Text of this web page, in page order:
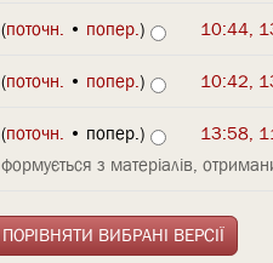
(поточн. • попер.) 10:44,
(поточн. • попер.) 10:42,
(поточн. • попер.) 13:58,
формується з матеріалів,